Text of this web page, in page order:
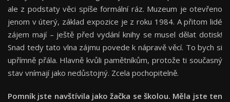
ale z podstaty věci spíše formální ráz. Muzeum je otevřeno
jenom v úterý, základ expozice je z roku 1984. A přitom lidé
zájem mají – ještě před vydání knihy se musel dělat dotisk!
Snad tedy tato vlna zájmu povede k nápravě věcí. To bych si
upřímně přála. Hlavně kvůli pamětníkům, protože ti současný
stav vnímají jako nedůstojný. Zcela pochopitelně.
Pomník jste navštívila jako žačka se školou. Měla jste ten